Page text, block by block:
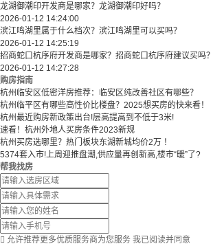
龙湖御潮印开发商是哪家？龙湖御潮印好吗？
2026-01-12 14:24:00
滨江鸣湖里属于什么档次？滨江鸣湖里可以买吗？
2026-01-12 14:25:19
招商蛇口杭序府开发商是哪家？招商蛇口杭序府建议买吗？
2026-01-12 14:27:28
购房指南
杭州临安区低密洋房推荐：临安区纯改善社区有哪些？
​​杭州临平区有哪些高性价比楼盘？2025想买房的快来看！​
杭州最近购房新政策出台!层高提高到不低于3米!
速看！杭州外地人买房条件2023新规
杭州买房选哪里？热门板块东湖新城均价2万 ！
5374套入市!上周迎推盘潮,供应量再创新高,楼市“暖”了?
帮我找房
 允许推荐更多优质服务商为您服务 我已阅读并同意